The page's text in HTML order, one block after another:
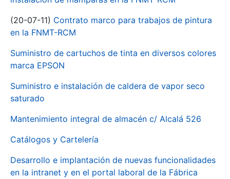
(20-07-11) Contrato marco para trabajos de pintura
en la FNMT-RCM
Suministro de cartuchos de tinta en diversos colores
marca EPSON
Suministro e instalación de caldera de vapor seco
saturado
Mantenimiento integral de almacén c/ Alcalá 526
Catálogos y Cartelería
Desarrollo e implantación de nuevas funcionalidades
en la intranet y en el portal laboral de la Fábrica